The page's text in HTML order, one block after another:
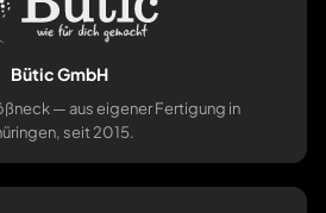
Bütic GmbH
— aus eigener Fertigung in
seit 2015.